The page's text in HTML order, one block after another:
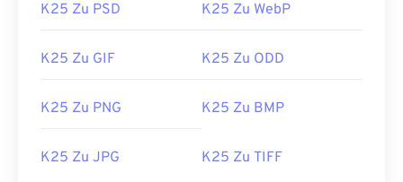
K25 Zu PSD K25 Zu WebP
K25 Zu GIF K25 Zu ODD
K25 Zu PNG K25 Zu BMP
K25 Zu JPG K25 Zu TIFF